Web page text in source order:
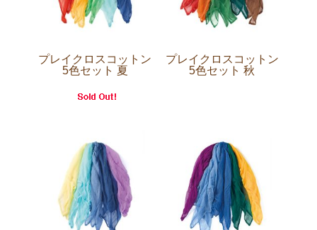
プレイクロスコットン
5色セット 夏
プレイクロスコットン
5色セット 秋